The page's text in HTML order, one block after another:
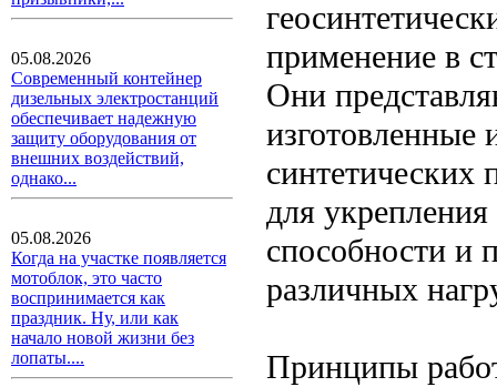
05.08.2026
Современный контейнер
дизельных электростанций
обеспечивает надежную
защиту оборудования от
внешних воздействий,
однако...
05.08.2026
Когда на участке появляется
мотоблок, это часто
воспринимается как
праздник. Ну, или как
начало новой жизни без
лопаты....
применение в
Они
изготовленные
синтетических
для
способности и
различных
Принципы